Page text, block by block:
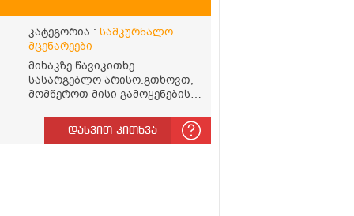
კატეგორია : სამკურნალო
მცენარეები
მიხაკზე წავიკითხე
სასარგებლო არისო.გთხოვთ,
მომწეროთ მისი გამოყენების
ჩაი. ასევე მაინტერესებს
ლეიკოციტები მაქვს ოდნავ
დასვით კითხვა